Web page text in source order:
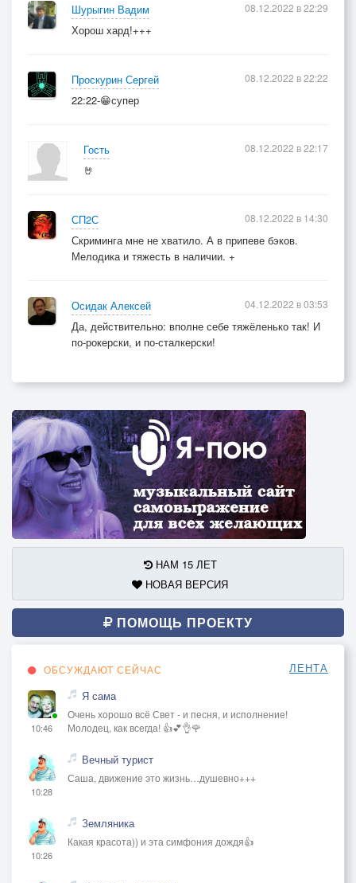
Шурыгин Вадим
Хорош хард!+++
08.12.2022 в 22:29
Проскурин Сергей
22:22-😁супер
08.12.2022 в 22:22
Гость
🤘
08.12.2022 в 22:17
СП2С
Скриминга мне не хватило. А в припеве бэков.
Мелодика и тяжесть в наличии. +
08.12.2022 в 14:30
Осидак Алексей
Да, действительно: вполне себе тяжёленько так! И
по-рокерски, и по-сталкерски!
04.12.2022 в 03:53
НАМ 15 ЛЕТ
НОВАЯ ВЕРСИЯ
ПОМОЩЬ ПРОЕКТУ
ОБСУЖДАЮТ СЕЙЧАС ЛЕНТА
10:46
Я сама
Очень хорошо всё Свет - и песня, и исполнение!
Молодец, как всегда! 👍💕👌🌹
10:28
Вечный турист
Саша, движение это жизнь…душевно+++
10:26
Земляника
Какая красота)) и эта симфония дождя👍